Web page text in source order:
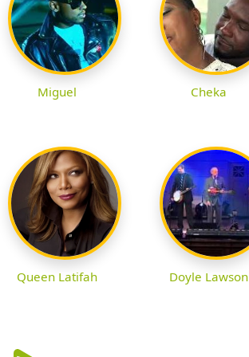
Miguel Cheka
Queen Latifah Doyle Lawson